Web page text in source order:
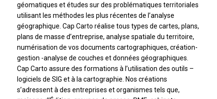
géomatiques et études sur des problématiques territoriales
utilisant les méthodes les plus récentes de l’analyse
géographique. Cap Carto réalise tous types de cartes, plans,
plans de masse d’entreprise, analyse spatiale du territoire,
numérisation de vos documents cartographiques, création-
gestion -analyse de couches et données géographiques.
Cap Carto assure des formations à l’utilisation des outils –
logiciels de SIG et à la cartographie. Nos créations
s’adressent à des entreprises et organismes tels que,